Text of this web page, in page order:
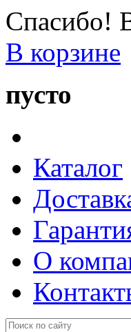
Спасибо!
В корзине
пусто
Каталог
О